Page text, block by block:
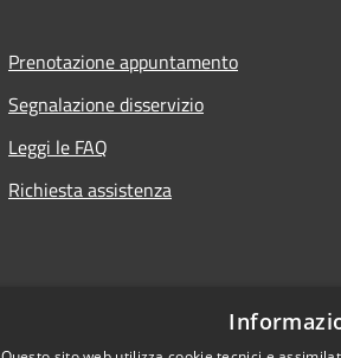
Prenotazione appuntamento
Segnalazione disservizio
Leggi le FAQ
Richiesta assistenza